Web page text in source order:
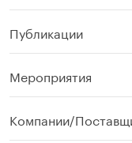
Публикации
Мероприятия
Компании/